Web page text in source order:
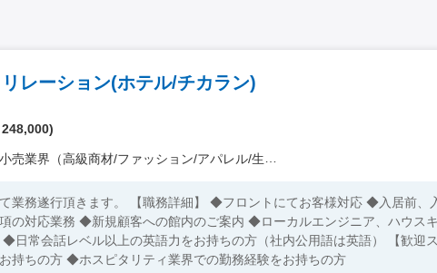
レーション(ホテル/チカラン)
248,000)
小売業界（高級商材/ファッション/アパレル/生活用品/家電 他）
て業務遂行頂きます。 【職務詳細】 ◆フロントにてお客様対応 ◆入居前、
の対応業務 ◆新規顧客への館内のご案内 ◆ローカルエンジニア、ハウス
持ちの方 ◆ホスピタリティ業界での勤務経験をお持ちの方